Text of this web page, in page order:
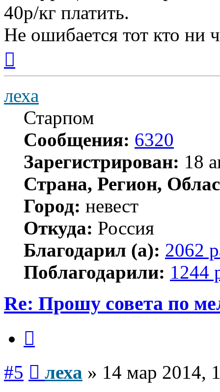
40р/кг платить.
Не ошибается тот кто ни
началу
леха
Старпом
Сообщения: 6320
Зарегистрирован: 18
Страна, Регион,
Город: невест
Откуда: Россия
Благодарил (а): 2062
Поблагодарили: 1244
Re: Прошу совета по
#5 леха » 14 мар 2014,